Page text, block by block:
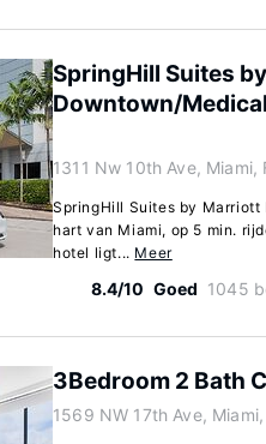
SpringHill Suites
Downtown/
1311 Nw 10th Ave, Miami,
SpringHill Suites by
hart van Miami, op 5 min.
hotel ligt... Meer
8.4/10 Goed 1045
3Bedroom 2 Bath
1569 NW 17th Ave,